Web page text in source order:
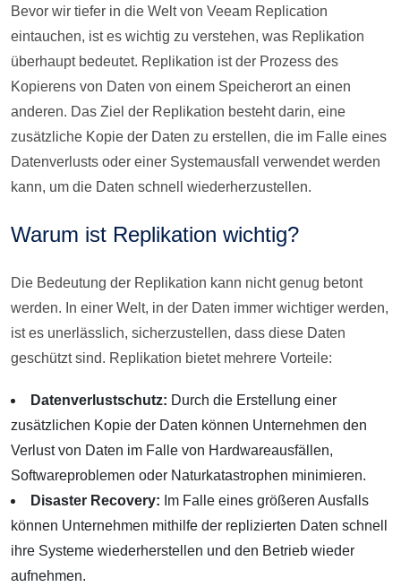
Bevor wir tiefer in die Welt von Veeam Replication
eintauchen, ist es wichtig zu verstehen, was Replikation
überhaupt bedeutet. Replikation ist der Prozess des
Kopierens von Daten von einem Speicherort an einen
anderen. Das Ziel der Replikation besteht darin, eine
zusätzliche Kopie der Daten zu erstellen, die im Falle eines
Datenverlusts oder einer Systemausfall verwendet werden
kann, um die Daten schnell wiederherzustellen.
Warum ist Replikation wichtig?
Die Bedeutung der Replikation kann nicht genug betont
werden. In einer Welt, in der Daten immer wichtiger werden,
ist es unerlässlich, sicherzustellen, dass diese Daten
geschützt sind. Replikation bietet mehrere Vorteile:
Datenverlustschutz: Durch die Erstellung einer
zusätzlichen Kopie der Daten können Unternehmen den
Verlust von Daten im Falle von Hardwareausfällen,
Softwareproblemen oder Naturkatastrophen minimieren.
Disaster Recovery: Im Falle eines größeren Ausfalls
können Unternehmen mithilfe der replizierten Daten schnell
ihre Systeme wiederherstellen und den Betrieb wieder
aufnehmen.